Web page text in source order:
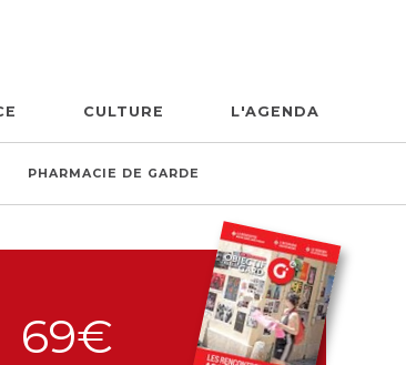
CULTURE L'AGENDA
PHARMACIE DE GARDE
69€